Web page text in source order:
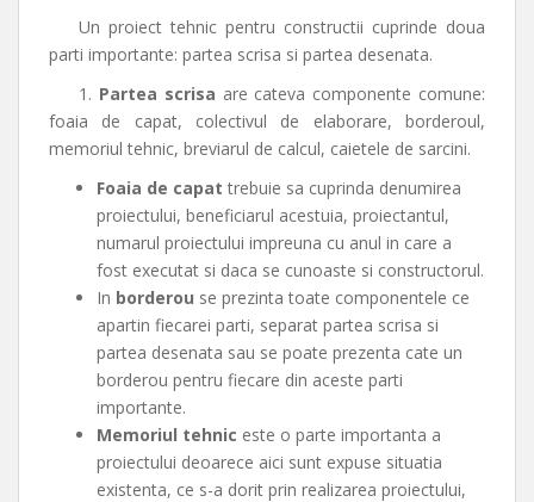
Un proiect tehnic pentru constructii cuprinde doua
parti importante: partea scrisa si partea desenata.
1. Partea scrisa are cateva componente comune:
foaia de capat, colectivul de elaborare, borderoul,
memoriul tehnic, breviarul de calcul, caietele de sarcini.
Foaia de capat trebuie sa cuprinda denumirea
proiectului, beneficiarul acestuia, proiectantul,
numarul proiectului impreuna cu anul in care a
fost executat si daca se cunoaste si constructorul.
In borderou se prezinta toate componentele ce
apartin fiecarei parti, separat partea scrisa si
partea desenata sau se poate prezenta cate un
borderou pentru fiecare din aceste parti
importante.
Memoriul tehnic este o parte importanta a
proiectului deoarece aici sunt expuse situatia
existenta, ce s-a dorit prin realizarea proiectului,